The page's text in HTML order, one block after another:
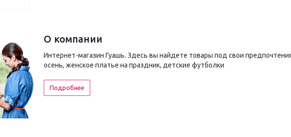
О компании
Интернет-магазин Гуашь. Здесь вы найдете товары под свои
осень, женское платье на праздник, детские футболки
Подробнее